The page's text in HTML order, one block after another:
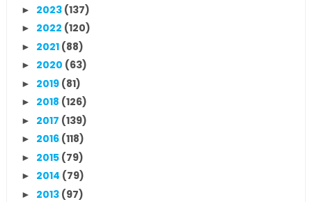
► 2023 (137)
► 2022 (120)
► 2021 (88)
► 2020 (63)
► 2019 (81)
► 2018 (126)
► 2017 (139)
► 2016 (118)
► 2015 (79)
► 2014 (79)
► 2013 (97)